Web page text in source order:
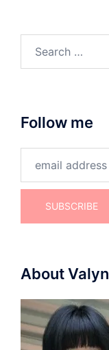
for:
Follow me
About Valyn